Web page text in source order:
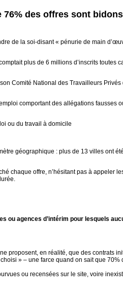
des offres sont
de la soi-disant « pénurie de main
plus de 6 millions d’inscrits toutes
Comité National des Travailleurs
comportant des allégations fausses
ou du travail à domicile
géographique : plus de 13 villes ont
chaque offre, n’hésitant pas à appeler
ou agences d’intérim pour lesquels
proposent, en réalité, que des contrats
» – une farce quand on sait que 70%
ou recensées sur le site, voire